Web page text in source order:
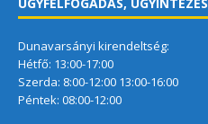
Dunavarsányi kirendeltség:
Hétfő: 13:00-17:00
Szerda: 8:00-12:00 13:00-16:00
Péntek: 08:00-12:00